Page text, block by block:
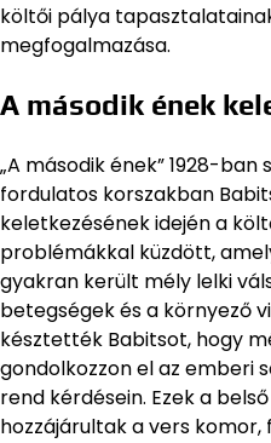
költői pálya
megfogalmazása.
A második ének
„A második ének” 1928-
fordulatos korszakban
keletkezésének idején a
problémákkal küzdött,
gyakran került mély lelki
betegségek és a környező
késztették Babitsot, hogy
gondolkozzon el az emberi
rend kérdésein. Ezek a
hozzájárultak a vers komor,